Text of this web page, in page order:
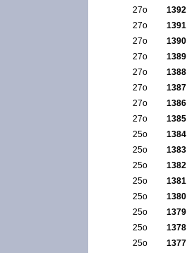
27ο
1392
27ο
1391
27ο
1390
27ο
1389
27ο
1388
27ο
1387
27ο
1386
27ο
1385
25ο
1384
25ο
1383
25ο
1382
25ο
1381
25ο
1380
25ο
1379
25ο
1378
25ο
1377